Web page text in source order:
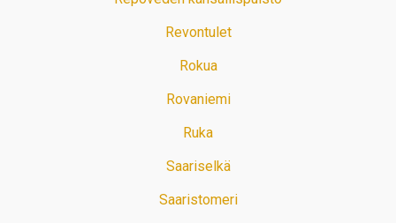
Revontulet
Rokua
Rovaniemi
Ruka
Saariselkä
Saaristomeri